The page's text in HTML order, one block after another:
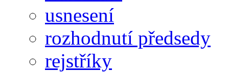
usnesení
rozhodnutí předsedy
rejstříky